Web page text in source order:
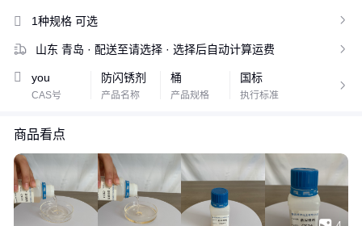
1V1专属客服
1种规格 可选 
山东 青岛 · 配送至请选择 · 选择后自动计算运费 
you
CAS号
防闪锈剂
产品名称
桶
产品规格
国标
执行标准

商品看点